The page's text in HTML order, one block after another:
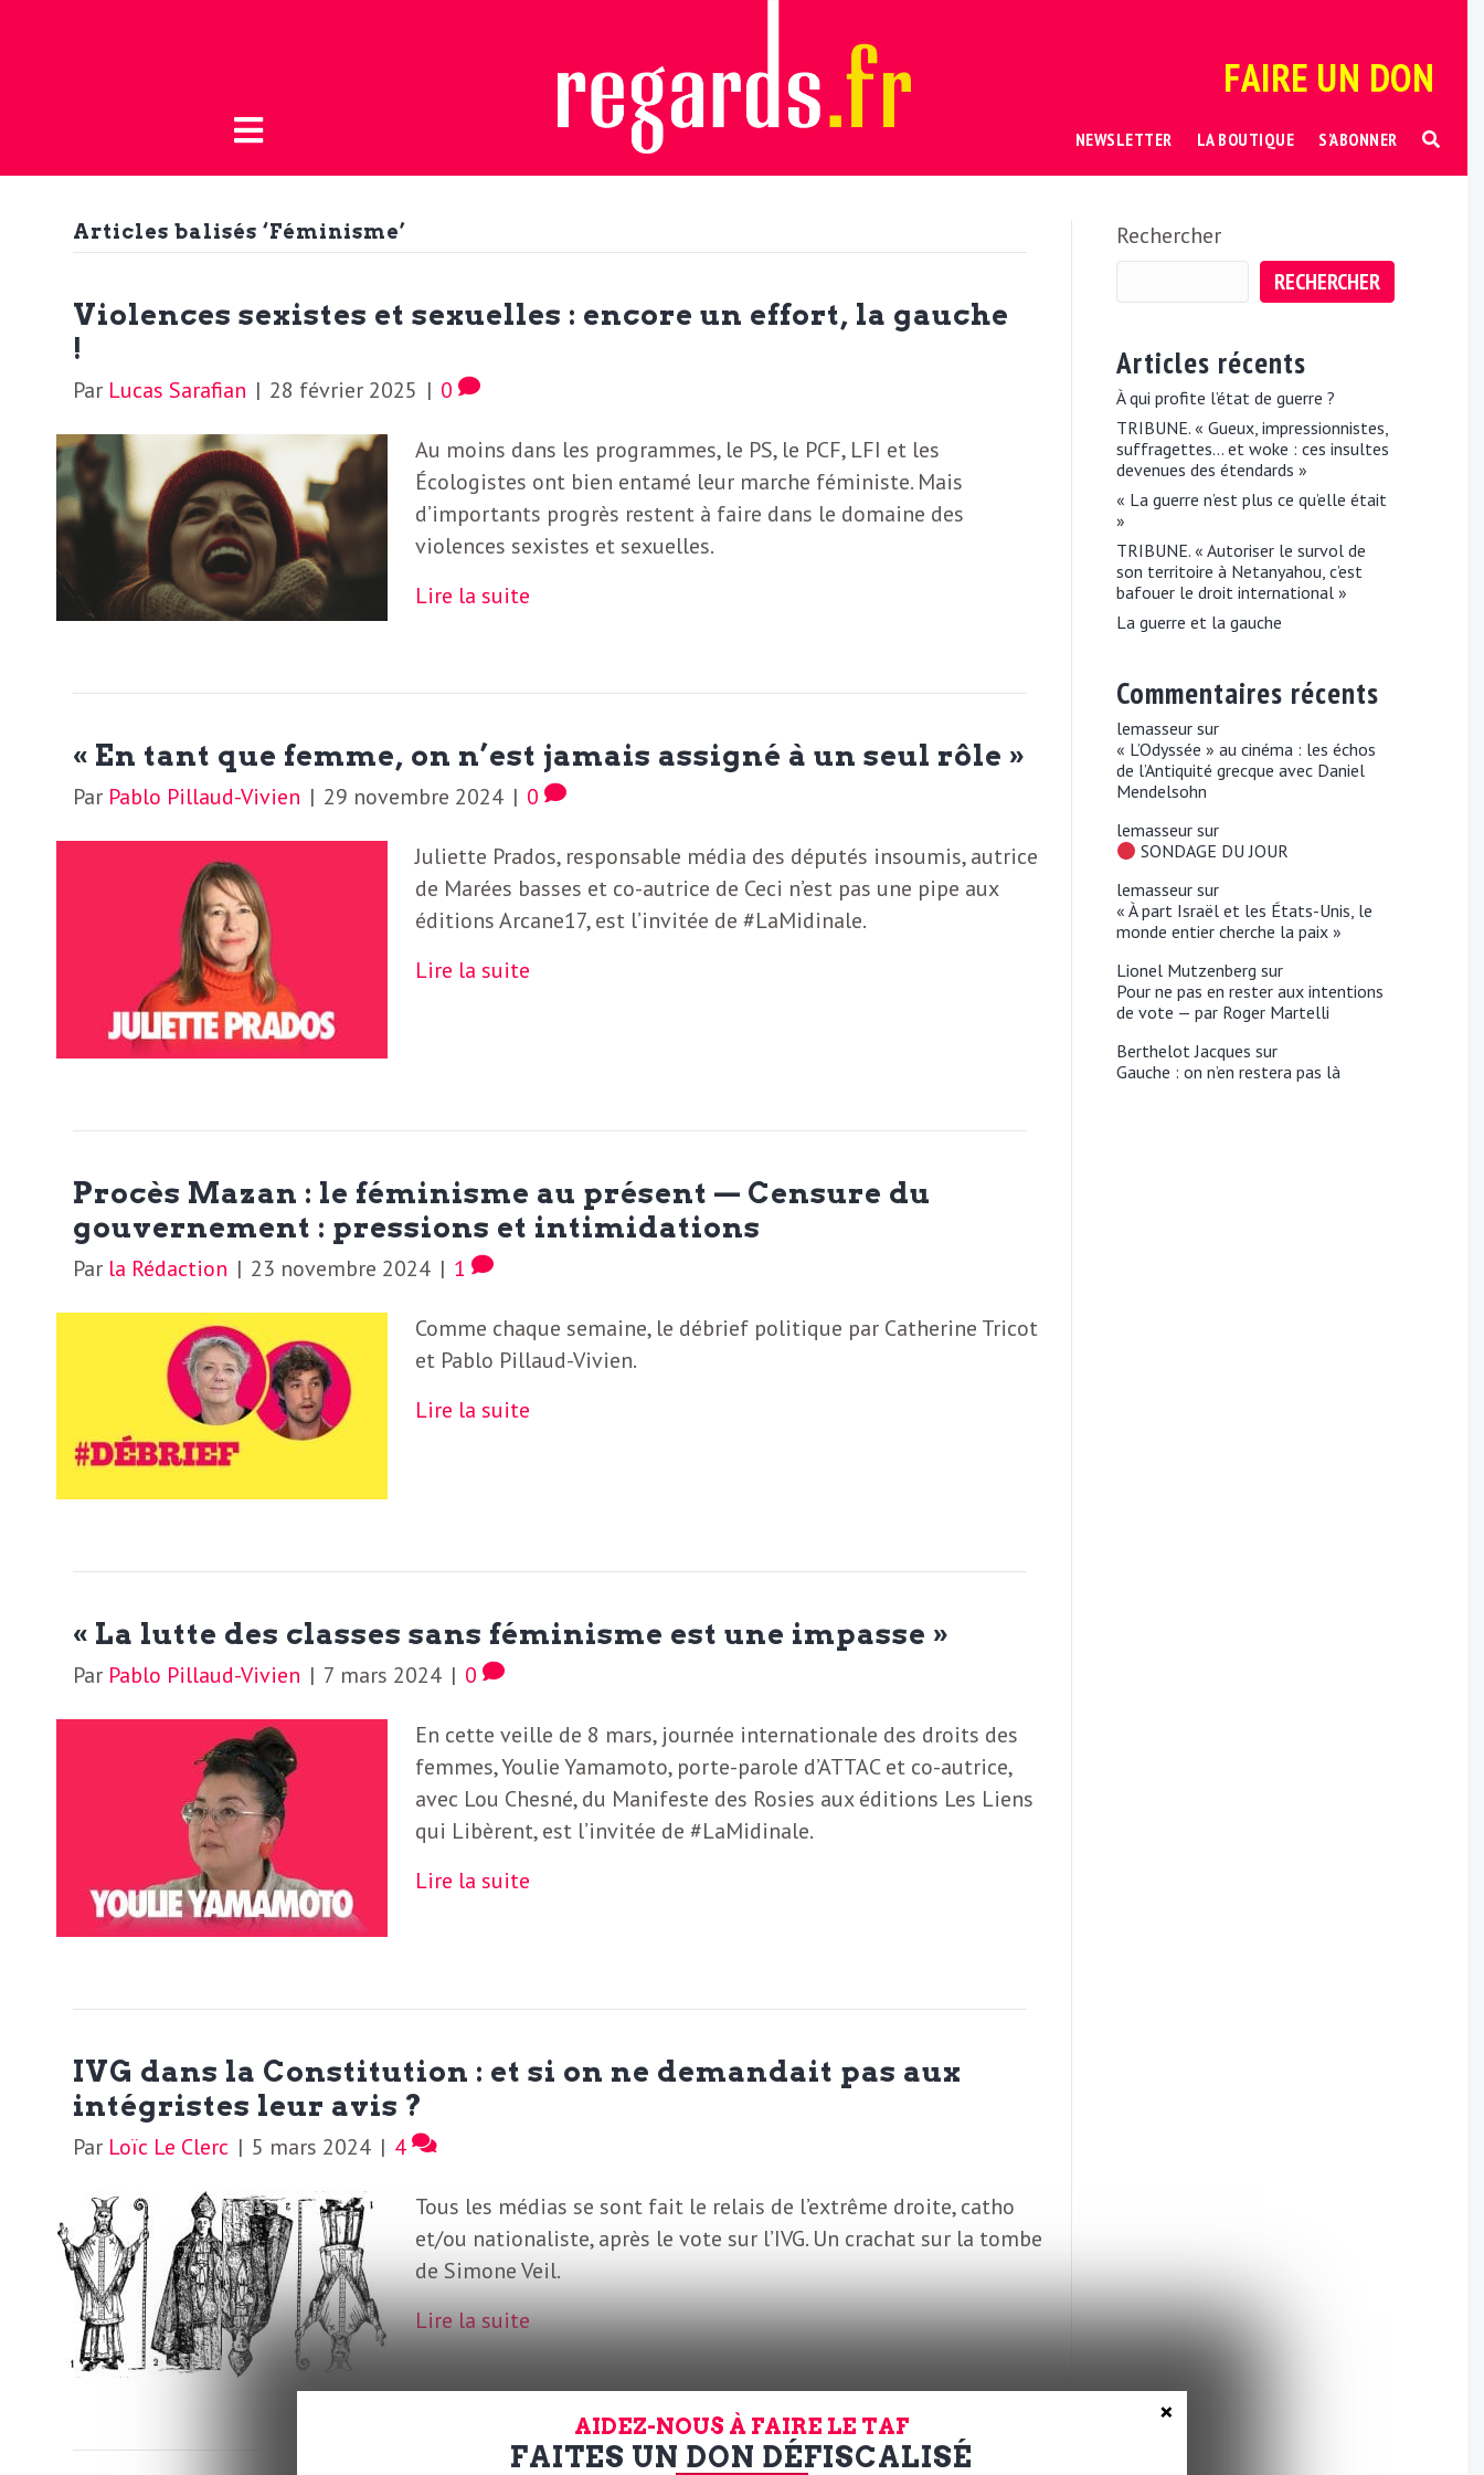
FAIRE UN DON
NEWSLETTER LA BOUTIQUE S’ABONNER
’
a
c
t
u
L
a
M
i
d
n
a
L
e
e
b
r
i
e
F
r
o
m
U
S
A
L
a
B
o
q
u
e
S
’
o
n
r
s
e
e
L
e
e
r
Articles balisés ‘Féminisme’
Violences sexistes et sexuelles : encore un effort, la gauche
!
Par Lucas Sarafian | 28 février 2025 | 0
Au moins dans les programmes, le PS, le PCF, LFI et les
Écologistes ont bien entamé leur marche féministe. Mais
d’importants progrès restent à faire dans le domaine des
violences sexistes et sexuelles.
Lire la suite
« En tant que femme, on n’est jamais assigné à un seul rôle »
Par Pablo Pillaud-Vivien | 29 novembre 2024 | 0
Juliette Prados, responsable média des députés insoumis, autrice
de Marées basses et co-autrice de Ceci n’est pas une pipe aux
éditions Arcane17, est l’invitée de #LaMidinale.
Lire la suite
Procès Mazan : le féminisme au présent — Censure du
gouvernement : pressions et intimidations
Par la Rédaction | 23 novembre 2024 | 1
Comme chaque semaine, le débrief politique par Catherine Tricot
et Pablo Pillaud-Vivien.
Lire la suite
« La lutte des classes sans féminisme est une impasse »
Par Pablo Pillaud-Vivien | 7 mars 2024 | 0
En cette veille de 8 mars, journée internationale des droits des
femmes, Youlie Yamamoto, porte-parole d’ATTAC et co-autrice,
avec Lou Chesné, du Manifeste des Rosies aux éditions Les Liens
qui Libèrent, est l’invitée de #LaMidinale.
Lire la suite
IVG dans la Constitution : et si on ne demandait pas aux
intégristes leur avis ?
Par Loïc Le Clerc | 5 mars 2024 | 4
Tous les médias se sont fait le relais de l’extrême droite, catho
et/ou nationaliste, après le vote sur l’IVG. Un crachat sur la tombe
de Simone Veil.
Lire la suite
Rechercher
RECHERCHER
Articles récents
À qui profite l’état de guerre ?
TRIBUNE. « Gueux, impressionnistes,
suffragettes… et woke : ces insultes
devenues des étendards »
« La guerre n’est plus ce qu’elle était
»
TRIBUNE. « Autoriser le survol de
son territoire à Netanyahou, c’est
bafouer le droit international »
La guerre et la gauche
Commentaires récents
lemasseur sur
« L’Odyssée » au cinéma : les échos
de l’Antiquité grecque avec Daniel
Mendelsohn
lemasseur sur
SONDAGE DU JOUR
lemasseur sur
« À part Israël et les États-Unis, le
monde entier cherche la paix »
Lionel Mutzenberg sur
Pour ne pas en rester aux intentions
de vote — par Roger Martelli
Berthelot Jacques sur
Gauche : on n’en restera pas là
AIDEZ-NOUS À FAIRE LE TAF
FAITES UN DON DÉFISCALISÉ
×